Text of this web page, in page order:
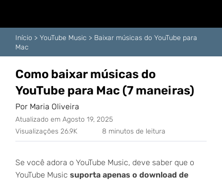
Início > YouTube Music > Baixar músicas do YouTube para
Mac
Como baixar músicas do
YouTube para Mac (7 maneiras)
Por Maria Oliveira
Atualizado em Agosto 19, 2025
Visualizações 26.9K
8 minutos de leitura
Se você adora o YouTube Music, deve saber que o
YouTube Music suporta apenas o download de